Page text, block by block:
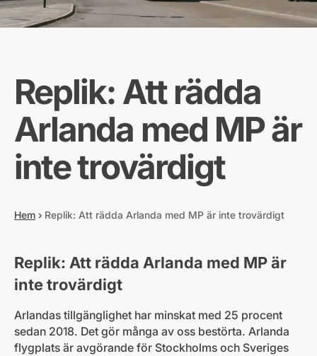
Replik: Att rädda
Arlanda med MP är
inte trovärdigt
Hem › Replik: Att rädda Arlanda med MP är inte trovärdigt
Replik: Att rädda Arlanda med MP är
inte trovärdigt
Arlandas tillgänglighet har minskat med 25 procent
sedan 2018. Det gör många av oss bestörta. Arlanda
flygplats är avgörande för Stockholms och Sveriges